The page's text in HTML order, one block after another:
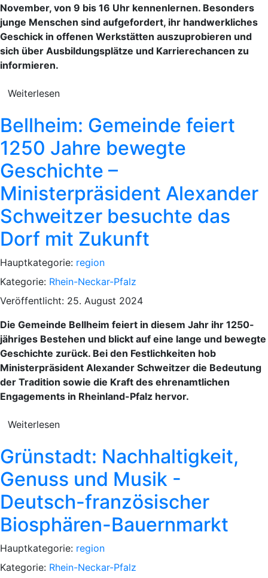
November, von 9 bis 16 Uhr kennenlernen. Besonders
junge Menschen sind aufgefordert, ihr handwerkliches
Geschick in offenen Werkstätten auszuprobieren und
sich über Ausbildungsplätze und Karrierechancen zu
informieren.
Weiterlesen
Bellheim: Gemeinde feiert
1250 Jahre bewegte
Geschichte –
Ministerpräsident Alexander
Schweitzer besuchte das
Dorf mit Zukunft
Hauptkategorie: region
Kategorie: Rhein-Neckar-Pfalz
Veröffentlicht: 25. August 2024
Die Gemeinde Bellheim feiert in diesem Jahr ihr 1250-
jähriges Bestehen und blickt auf eine lange und bewegte
Geschichte zurück. Bei den Festlichkeiten hob
Ministerpräsident Alexander Schweitzer die Bedeutung
der Tradition sowie die Kraft des ehrenamtlichen
Engagements in Rheinland-Pfalz hervor.
Weiterlesen
Grünstadt: Nachhaltigkeit,
Genuss und Musik -
Deutsch-französischer
Biosphären-Bauernmarkt
Hauptkategorie: region
Kategorie: Rhein-Neckar-Pfalz